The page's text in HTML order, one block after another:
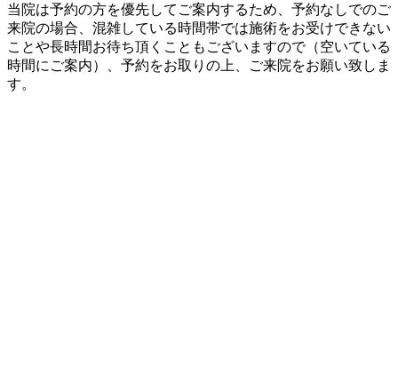
当院は予約の方を優先してご案内するため、予約なしでのご
来院の場合、混雑している時間帯では施術をお受けできない
ことや長時間お待ち頂くこともございますので（空いている
時間にご案内）、予約をお取りの上、ご来院をお願い致しま
す。